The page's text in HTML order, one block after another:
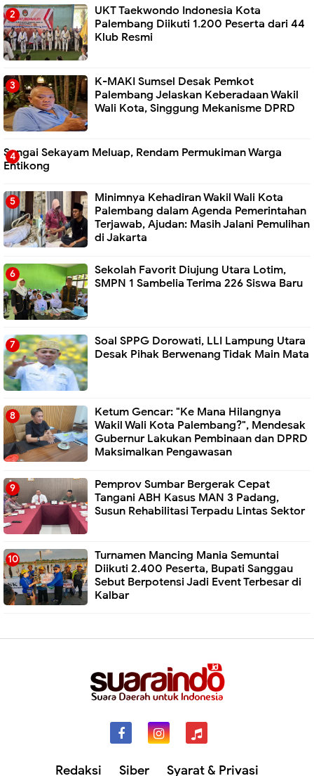
UKT Taekwondo Indonesia Kota
Palembang Diikuti 1.200 Peserta dari 44
Klub Resmi
K-MAKI Sumsel Desak Pemkot
Palembang Jelaskan Keberadaan Wakil
Wali Kota, Singgung Mekanisme DPRD
Sungai Sekayam Meluap, Rendam Permukiman Warga
Entikong
Minimnya Kehadiran Wakil Wali Kota
Palembang dalam Agenda Pemerintahan
Terjawab, Ajudan: Masih Jalani Pemulihan
di Jakarta
Sekolah Favorit Diujung Utara Lotim,
SMPN 1 Sambelia Terima 226 Siswa Baru ‎
Soal SPPG Dorowati, LLI Lampung Utara
Desak Pihak Berwenang Tidak Main Mata
Ketum Gencar: "Ke Mana Hilangnya
Wakil Wali Kota Palembang?", Mendesak
Gubernur Lakukan Pembinaan dan DPRD
Maksimalkan Pengawasan
Pemprov Sumbar Bergerak Cepat
Tangani ABH Kasus MAN 3 Padang,
Susun Rehabilitasi Terpadu Lintas Sektor
Turnamen Mancing Mania Semuntai
Diikuti 2.400 Peserta, Bupati Sanggau
Sebut Berpotensi Jadi Event Terbesar di
Kalbar
Redaksi Siber Syarat & Privasi